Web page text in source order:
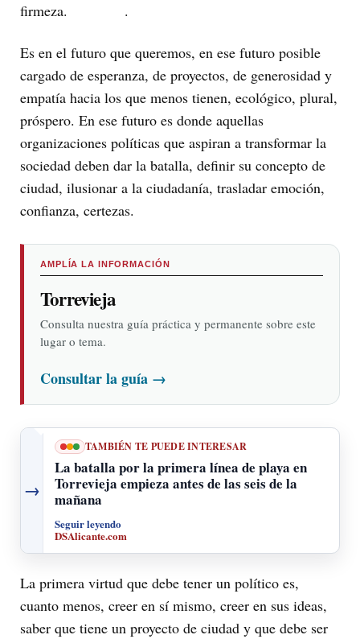
firmeza. .
Es en el futuro que queremos, en ese futuro posible
cargado de esperanza, de proyectos, de generosidad y
empatía hacia los que menos tienen, ecológico, plural,
próspero. En ese futuro es donde aquellas
organizaciones políticas que aspiran a transformar la
sociedad deben dar la batalla, definir su concepto de
ciudad, ilusionar a la ciudadanía, trasladar emoción,
confianza, certezas.
AMPLÍA LA INFORMACIÓN
Torrevieja
Consulta nuestra guía práctica y permanente sobre este
lugar o tema.
Consultar la guía →
→
TAMBIÉN TE PUEDE INTERESAR
La batalla por la primera línea de playa en
Torrevieja empieza antes de las seis de la
mañana
Seguir leyendo
DSAlicante.com
La primera virtud que debe tener un político es,
cuanto menos, creer en sí mismo, creer en sus ideas,
saber que tiene un proyecto de ciudad y que debe ser